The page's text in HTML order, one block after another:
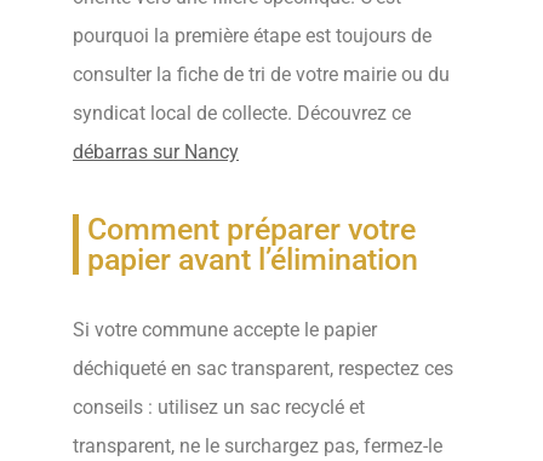
pourquoi la première étape est toujours de
consulter la fiche de tri de votre mairie ou du
syndicat local de collecte. Découvrez ce
débarras sur Nancy
Comment préparer votre
papier avant l’élimination
Si votre commune accepte le papier
déchiqueté en sac transparent, respectez ces
conseils : utilisez un sac recyclé et
transparent, ne le surchargez pas, fermez-le